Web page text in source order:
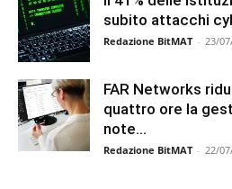
subito attacchi
Redazione BitMAT - 23/
FAR Networks
quattro ore la
note...
Redazione BitMAT - 22/